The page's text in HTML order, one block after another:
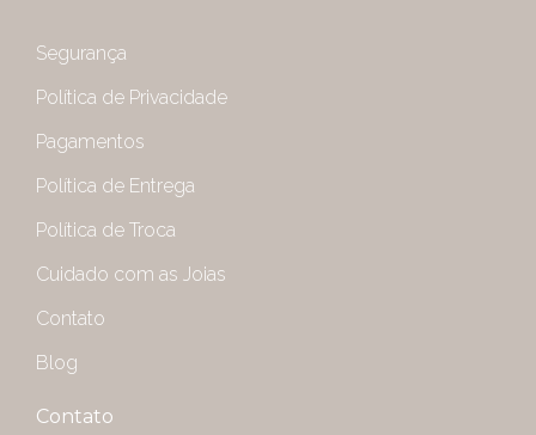
Segurança
Política de Privacidade
Pagamentos
Política de Entrega
Política de Troca
Cuidado com as Joias
Contato
Blog
Contato